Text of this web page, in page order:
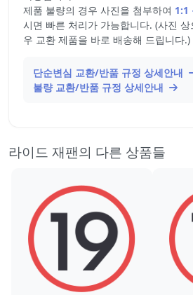
제품 불량의 경우 사진을 첨부하여 1:1
시면 빠른 처리가 가능합니다. (사진
우 교환 제품을 바로 배송해 드립니다.)
단순변심 교환/반품 규정 상세안내
불량 교환/반품 규정 상세안내
라이드 재팬의 다른 상품들